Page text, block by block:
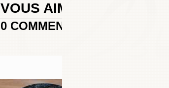
VOUS AIMEREZ AUSSI
0 COMMENTAIRES